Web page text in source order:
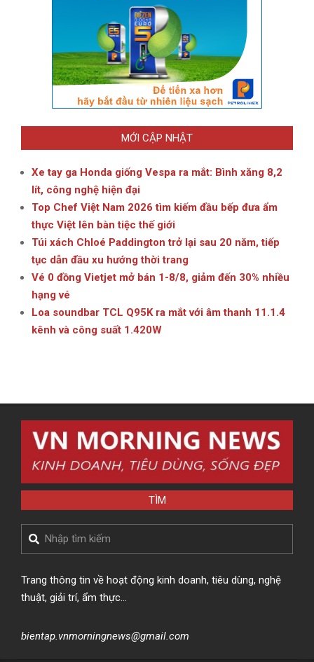
MỚI CẬP NHẬT
Xe tay ga Honda giống Vespa ra mắt: Bình xăng 8,2
lít, công nghệ hiện đại
Top Chef Việt Nam 2026 tìm kiếm đầu bếp đưa ẩm
thực Việt lên bàn tiệc thế giới
Túi xách Chloé Paddington trở lại sau 20 năm, tiếp
tục dẫn đầu xu hướng thời trang
Vé 0 đồng Vietjet mở bán 1-8/8, giảm đến 30% nhiều
hạng vé
Loa soundbar TCL Q95K ra mắt với âm thanh 11.1.4
kênh và công suất 1.420W
TÌM
Search
Trang thông tin về hoạt động kinh doanh, tiêu dùng, nghệ
thuật, giải trí, ẩm thực…
bientap.vnmorningnews@gmail.com